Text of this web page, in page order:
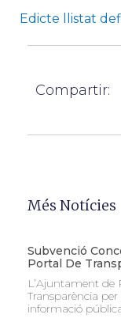
Edicte llistat
Compartir:
Més Notícies
Subvenció
Portal De
L’Ajuntament de
Transparència
informació